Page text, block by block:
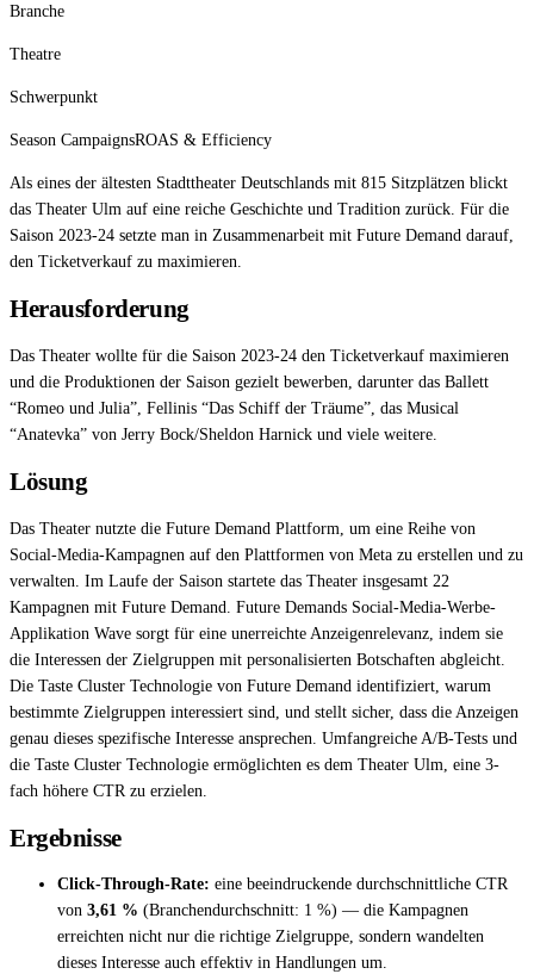
Branche
Theatre
Schwerpunkt
Season CampaignsROAS & Efficiency
Als eines der ältesten Stadttheater Deutschlands mit 815 Sitzplätzen blickt
das Theater Ulm auf eine reiche Geschichte und Tradition zurück. Für die
Saison 2023-24 setzte man in Zusammenarbeit mit Future Demand darauf,
den Ticketverkauf zu maximieren.
Herausforderung
Das Theater wollte für die Saison 2023-24 den Ticketverkauf maximieren
und die Produktionen der Saison gezielt bewerben, darunter das Ballett
“Romeo und Julia”, Fellinis “Das Schiff der Träume”, das Musical
“Anatevka” von Jerry Bock/Sheldon Harnick und viele weitere.
Lösung
Das Theater nutzte die Future Demand Plattform, um eine Reihe von
Social-Media-Kampagnen auf den Plattformen von Meta zu erstellen und zu
verwalten. Im Laufe der Saison startete das Theater insgesamt 22
Kampagnen mit Future Demand. Future Demands Social-Media-Werbe-
Applikation Wave sorgt für eine unerreichte Anzeigenrelevanz, indem sie
die Interessen der Zielgruppen mit personalisierten Botschaften abgleicht.
Die Taste Cluster Technologie von Future Demand identifiziert, warum
bestimmte Zielgruppen interessiert sind, und stellt sicher, dass die Anzeigen
genau dieses spezifische Interesse ansprechen. Umfangreiche A/B-Tests und
die Taste Cluster Technologie ermöglichten es dem Theater Ulm, eine 3-
fach höhere CTR zu erzielen.
Ergebnisse
Click-Through-Rate: eine beeindruckende durchschnittliche CTR
von 3,61 % (Branchendurchschnitt: 1 %) — die Kampagnen
erreichten nicht nur die richtige Zielgruppe, sondern wandelten
dieses Interesse auch effektiv in Handlungen um.